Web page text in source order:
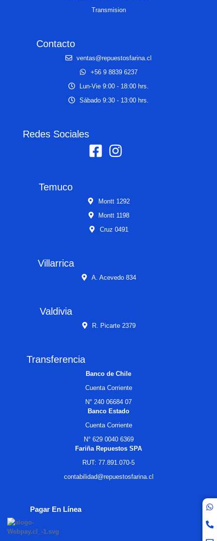
Transmision
Contacto
ventas@repuestosfarina.cl
+56 9 8839 6237
Lun-Vie 9:00 - 18:00 hrs.
Sábado 9:30 - 13:00 hrs.
Redes Sociales
Temuco
Montt 1292
Montt 1198
Cruz 0491
Villarrica
A. Acevedo 834
Valdivia
R. Picarte 2379
Transferencia
Banco de Chile
Cuenta Corriente
N° 240 06684 07
Banco Estado
Cuenta Corriente
N° 629 0040 6369
Fariña Repuestos SPA
RUT: 77.891.070-5
contabilidad@repuestosfarina.cl
Pagar En Línea